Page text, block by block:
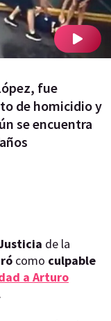
fue
de homicidio y
se encuentra
de la
como culpable
a Arturo